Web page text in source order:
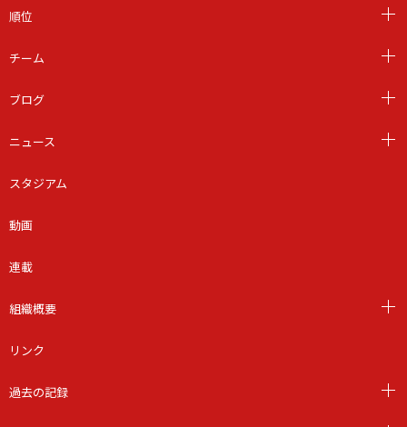
順位
チーム
ブログ
ニュース
スタジアム
動画
連載
組織概要
リンク
過去の記録